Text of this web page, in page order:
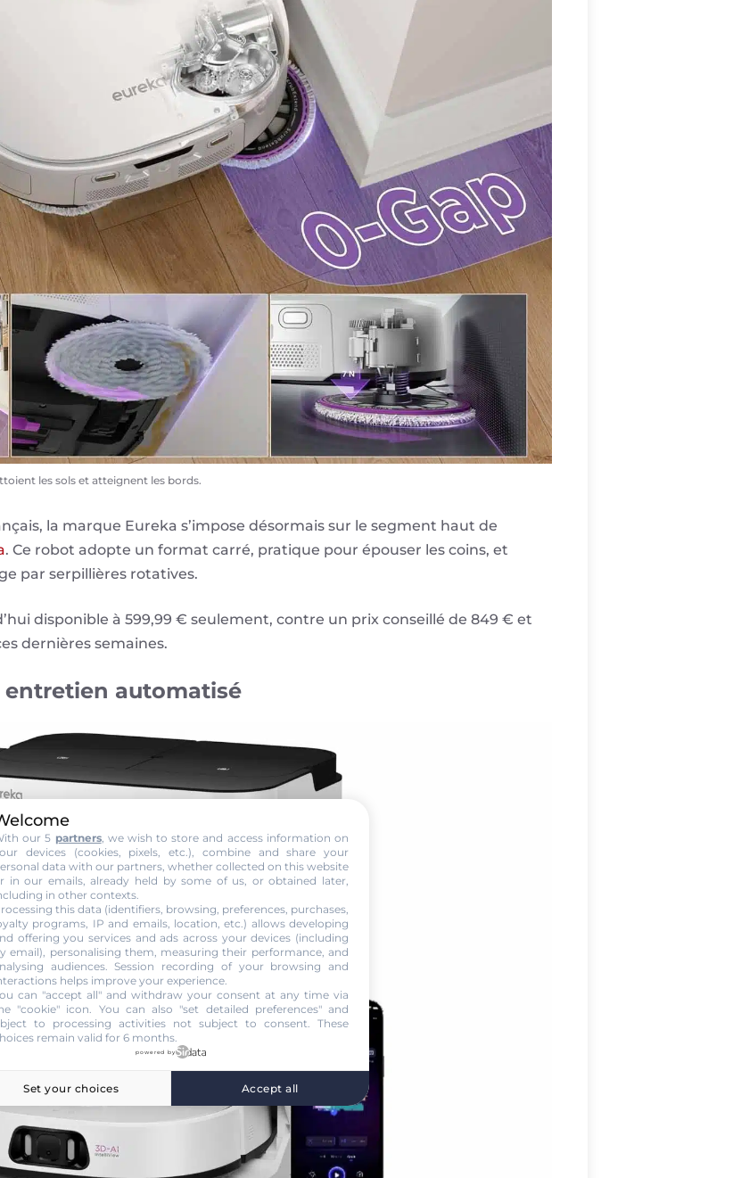
les sols et atteignent les bords.
la marque Eureka s’impose désormais sur le segment haut de
. Ce robot adopte un format carré, pratique pour épouser les coins, et
par serpillières rotatives.
disponible à 599,99 € seulement, contre un prix conseillé de 849 € et
dernières semaines.
automatisé
our 5 partners, we wish to store and access information on
devices (cookies, pixels, etc.), combine and share your
data with our partners, whether collected on this website
in our emails, already held by some of us, or obtained later,
in other contexts.
this data (identifiers, browsing, preferences, purchases,
programs, IP and emails, location, etc.) allows developing
offering you services and ads across your devices (including
email), personalising them, measuring their performance, and
audiences. Session recording of your browsing and
helps improve your experience.
can "accept all" and withdraw your consent at any time via
"cookie" icon. You can also "set detailed preferences" and
to processing activities not subject to consent. These
remain valid for 6 months.
powered by
Set your choices Accept all